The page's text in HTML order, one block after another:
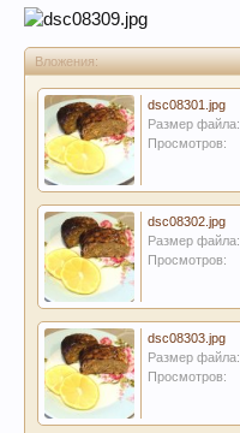
Вложения:
dsc08301.jpg
Размер файла:
Просмотров:
dsc08302.jpg
Размер файла:
Просмотров:
dsc08303.jpg
Размер файла:
Просмотров: